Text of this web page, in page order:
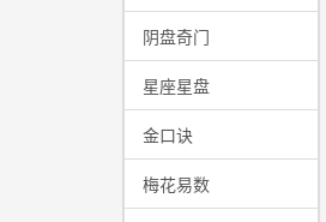
阴盘奇门
星座星盘
金口诀
梅花易数